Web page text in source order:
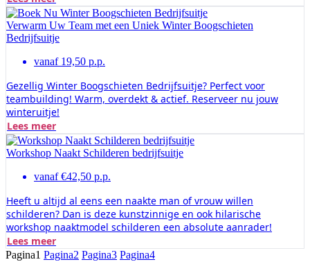
Verwarm Uw Team met een Uniek Winter Boogschieten
Bedrijfsuitje
vanaf 19,50 p.p.
Gezellig Winter Boogschieten Bedrijfsuitje? Perfect voor
teambuilding! Warm, overdekt & actief. Reserveer nu jouw
winteruitje!
Lees meer
Workshop Naakt Schilderen bedrijfsuitje
vanaf €42,50 p.p.
Heeft u altijd al eens een naakte man of vrouw willen
schilderen? Dan is deze kunstzinnige en ook hilarische
workshop naaktmodel schilderen een absolute aanrader!
Lees meer
Pagina1 Pagina2 Pagina3 Pagina4